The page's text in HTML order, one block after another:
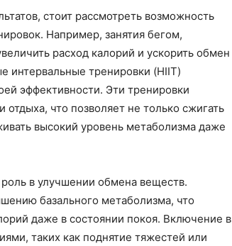
стоит рассмотреть возможность
Например, занятия бегом,
расход калорий и ускорить обмен
интервальные тренировки (HIIT)
эффективности. Эти тренировки
что позволяет не только сжигать
высокий уровень метаболизма даже
в улучшении обмена веществ.
базального метаболизма, что
даже в состоянии покоя. Включение в
таких как поднятие тяжестей или